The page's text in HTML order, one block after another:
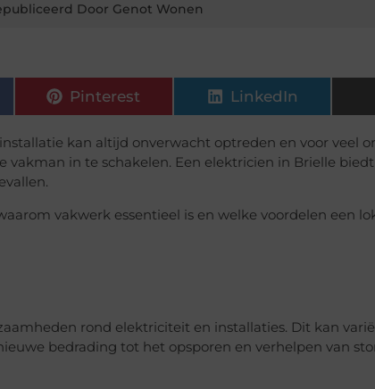
Door Genot Wonen
Pinterest LinkedIn
kan altijd onverwacht optreden en voor veel
in te schakelen. Een elektricien in Brielle
vakwerk essentieel is en welke voordelen een
rond elektriciteit en installaties. Dit kan
bedrading tot het opsporen en verhelpen van